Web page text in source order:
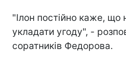
"Ілон постійно каже, що
укладати угоду", -
соратників Федорова.